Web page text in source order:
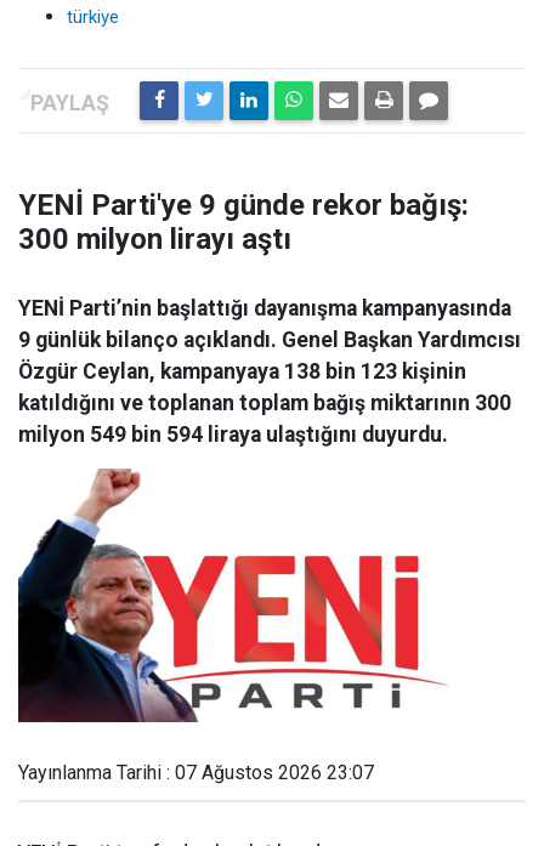
türkiye
YENİ Parti'ye 9 günde rekor bağış:
300 milyon lirayı aştı
YENİ Parti’nin başlattığı dayanışma kampanyasında
9 günlük bilanço açıklandı. Genel Başkan Yardımcısı
Özgür Ceylan, kampanyaya 138 bin 123 kişinin
katıldığını ve toplanan toplam bağış miktarının 300
milyon 549 bin 594 liraya ulaştığını duyurdu.
Yayınlanma Tarihi : 07 Ağustos 2026 23:07